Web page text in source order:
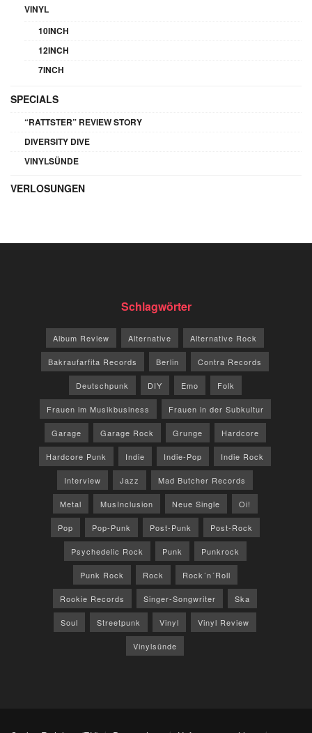
VINYL
10INCH
12INCH
7INCH
SPECIALS
“RATTSTER” REVIEW STORY
DIVERSITY DIVE
VINYLSÜNDE
VERLOSUNGEN
Schlagwörter
Album Review Alternative Alternative Rock
Bakraufarfita Records Berlin Contra Records
Deutschpunk DIY Emo Folk
Frauen im Musikbusiness Frauen in der Subkultur
Garage Garage Rock Grunge Hardcore
Hardcore Punk Indie Indie-Pop Indie Rock
Interview Jazz Mad Butcher Records
Metal MusInclusion Neue Single Oi!
Pop Pop-Punk Post-Punk Post-Rock
Psychedelic Rock Punk Punkrock
Punk Rock Rock Rock´n´Roll
Rookie Records Singer-Songwriter Ska
Soul Streetpunk Vinyl Vinyl Review
Vinylsünde